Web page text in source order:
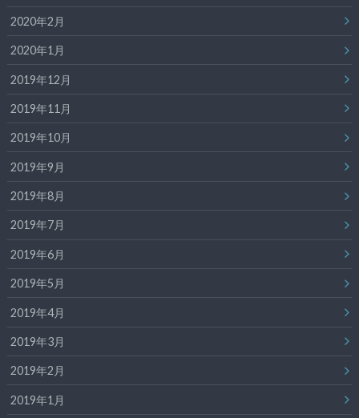
2020年2月
2020年1月
2019年12月
2019年11月
2019年10月
2019年9月
2019年8月
2019年7月
2019年6月
2019年5月
2019年4月
2019年3月
2019年2月
2019年1月